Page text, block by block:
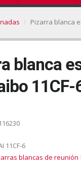
Pizarra blanca
blanca
11CF-
11CF-6
blancas de reunión